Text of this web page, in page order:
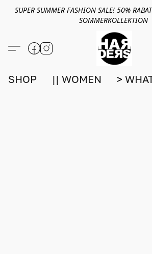
SUPER SUMMER FASHION SALE! 50%
SOMMERKOLLEKTION
SHOP || WOMEN >